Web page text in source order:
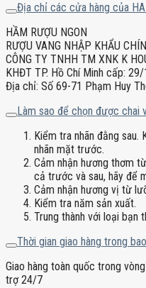
Địa chỉ các cửa hàng của
HẦM RƯỢU NGON
RƯỢU VANG NHẬP KHẨU
CÔNG TY TNHH TM XNK K
KHĐT TP. Hồ Chí Minh cấp:
Địa chỉ: Số 69-71 Phạm Huy
Làm sao để chọn được chai
Kiểm tra nhãn đằng
nhãn mặt trước.
Cảm nhận hương thơm
cả trước và sau, hãy để
Cảm nhận hương vị từ
Kiểm tra năm sản xuất.
Trung thành với loại bạn
Thời gian giao hàng trong
Giao hàng toàn quốc trong
trợ 24/7